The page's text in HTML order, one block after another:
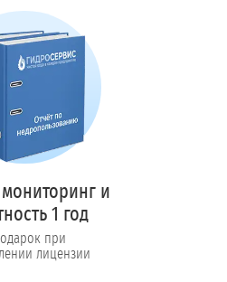
и
1 год
при
лицензии